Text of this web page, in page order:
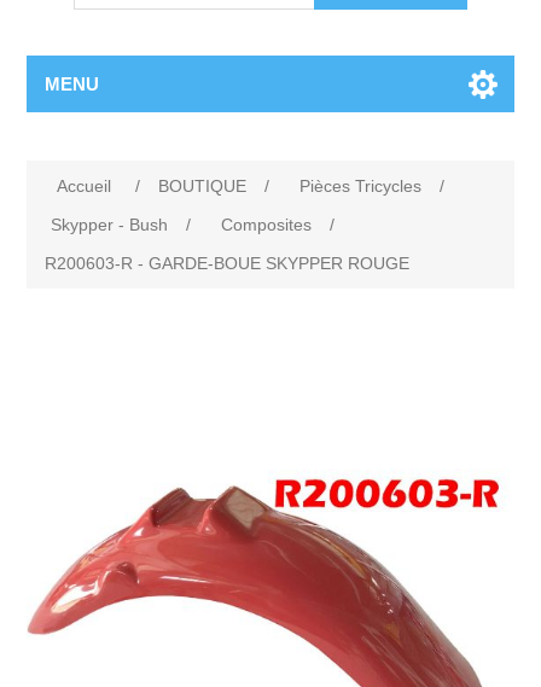
MENU
Accueil / BOUTIQUE / Pièces Tricycles
/
Skypper - Bush
/ Composites
/
R200603-R - GARDE-BOUE SKYPPER ROUGE